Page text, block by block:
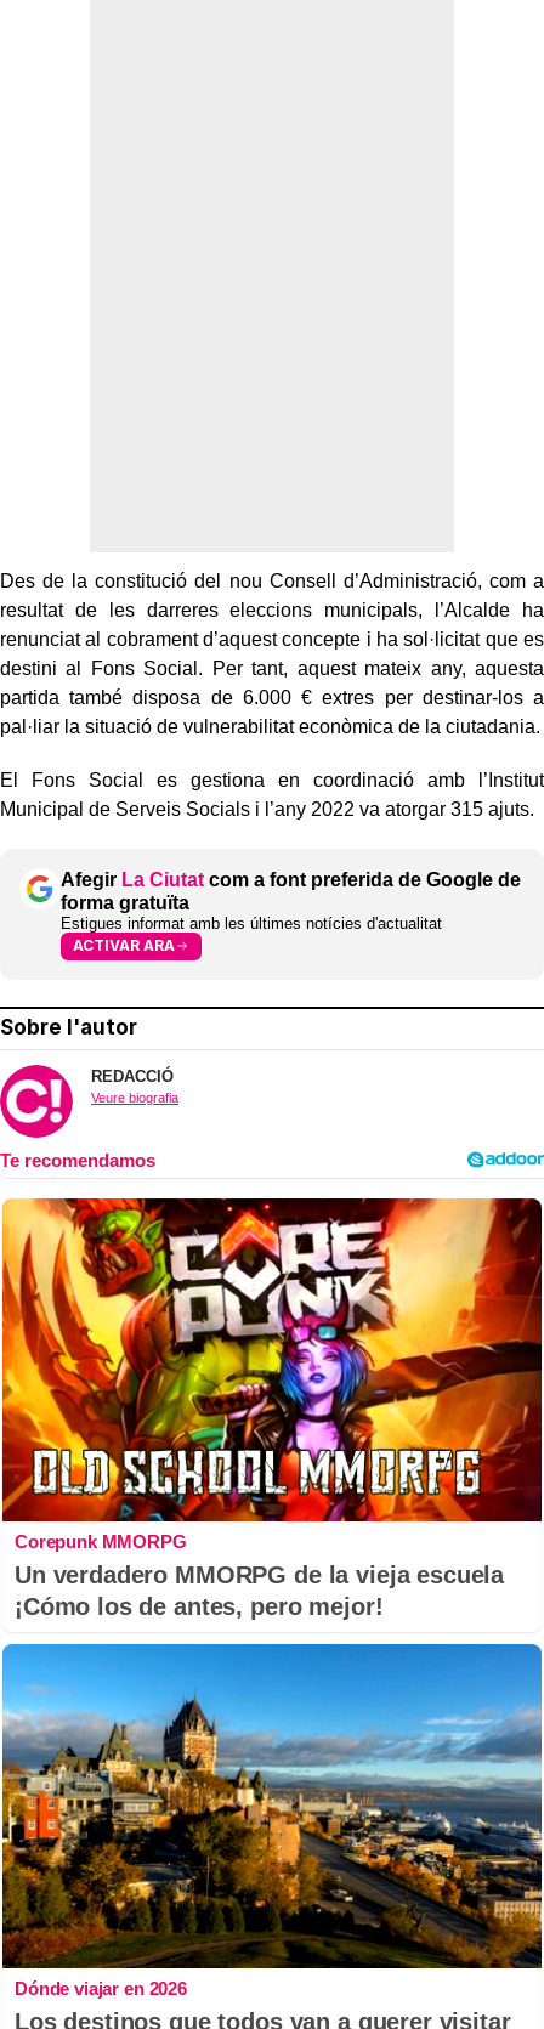
Des de la constitució del nou Consell d’Administració, com a
resultat de les darreres eleccions municipals, l’Alcalde ha
renunciat al cobrament d’aquest concepte i ha sol·licitat que es
destini al Fons Social. Per tant, aquest mateix any, aquesta
partida també disposa de 6.000 € extres per destinar-los a
pal·liar la situació de vulnerabilitat econòmica de la ciutadania.
El Fons Social es gestiona en coordinació amb l’Institut
Municipal de Serveis Socials i l’any 2022 va atorgar 315 ajuts.
Afegir La Ciutat com a font preferida de Google de
forma gratuïta
Estigues informat amb les últimes notícies d'actualitat
ACTIVAR ARA
Sobre l'autor
REDACCIÓ
Veure biografia
Corepunk MMORPG
Un verdadero MMORPG de la vieja escuela
¡Cómo los de antes, pero mejor!
Dónde viajar en 2026
Los destinos que todos van a querer visitar